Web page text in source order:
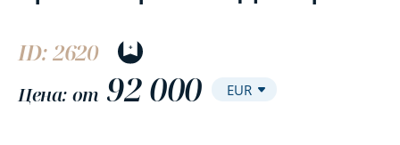
ID: 2620
Цена: от 92 000